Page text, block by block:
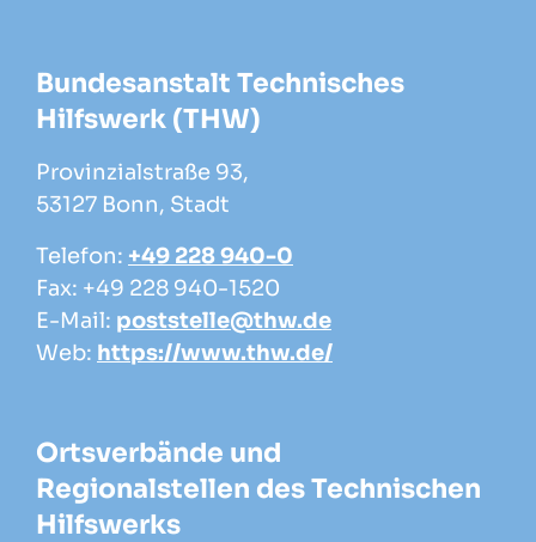
Bundesanstalt Technisches
Hilfswerk (THW)
Provinzialstraße 93,
53127 Bonn, Stadt
Telefon: +49 228 940-0
Fax: +49 228 940-1520
E-Mail: poststelle@thw.de
Web: https://www.thw.de/
Ortsverbände und
Regionalstellen des Technischen
Hilfswerks